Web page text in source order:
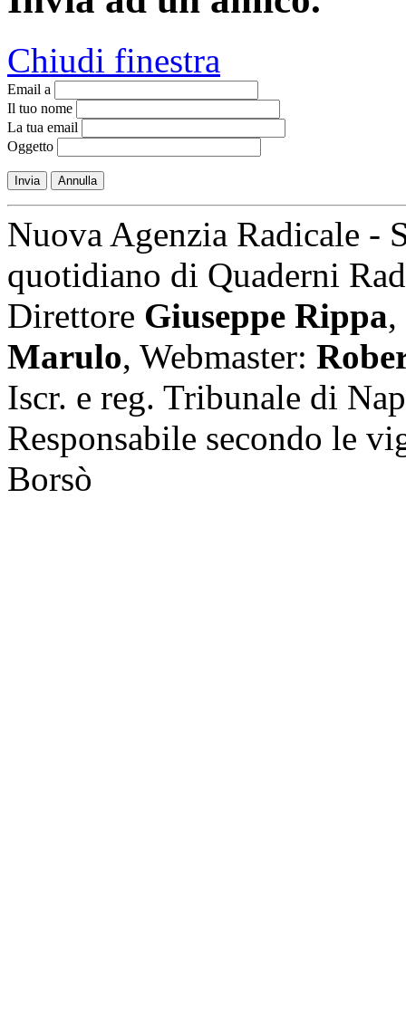
Chiudi finestra
Email a
Il tuo nome
La tua email
Oggetto
Invia Annulla
Nuova Agenzia Radicale -
quotidiano di Quaderni
Direttore Giuseppe Rippa,
Marulo, Webmaster:
Iscr. e reg. Tribunale di
Responsabile secondo le
Borsò